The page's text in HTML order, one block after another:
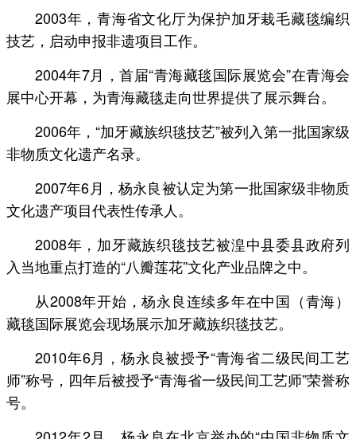
2003年，青海省文化厅为保护加牙栽毛藏毯编织
技艺，启动申报非遗项目工作。
2004年7月，首届“青海藏毯国际展览会”在青海会
展中心开幕，为青海藏毯走向世界提供了展示舞台。
2006年，“加牙藏族织毯技艺”被列入第一批国家级
非物质文化遗产名录。
2007年6月，杨永良被认定为第一批国家级非物质
文化遗产项目代表性传承人。
2008年，加牙藏族织毯技艺被湟中县委县政府列
入当地重点打造的“八瓣莲花”文化产业品牌之中。
从2008年开始，杨永良连续多年在中国（青海）
藏毯国际展览会现场展示加牙藏族织毯技艺。
2010年6月，杨永良被授予“青海省二级民间工艺
师”称号，四年后被授予“青海省一级民间工艺师”荣誉称
号。